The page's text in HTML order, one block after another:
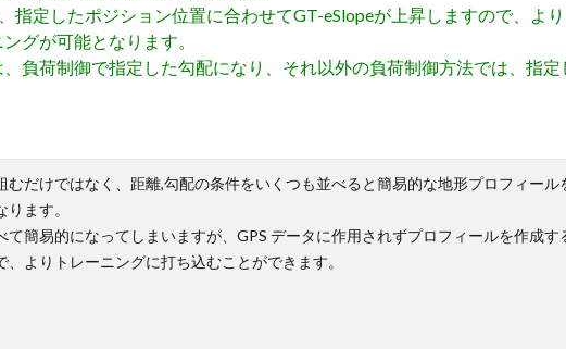
指定したポジション位置に合わせてGT-eSlopeが上昇しますので、より
グが可能となります。
負荷制御で指定した勾配になり、それ以外の負荷制御方法では、指定
むだけではなく、距離,勾配の条件をいくつも並べると簡易的な地形プロフィール
ます。
て簡易的になってしまいますが、GPS データに作用されずプロフィールを作成す
、よりトレーニングに打ち込むことができます。